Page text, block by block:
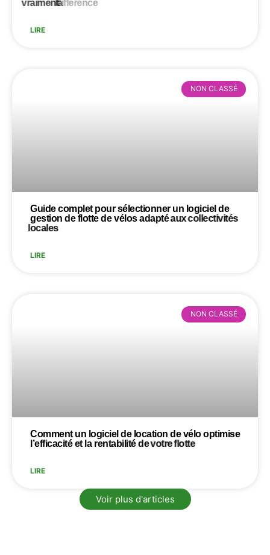
vraiment la différence
LIRE
NON CLASSÉ
Guide complet pour sélectionner un logiciel de
gestion de flotte de vélos adapté aux collectivités
locales
LIRE
NON CLASSÉ
Comment un logiciel de location de vélo optimise
l’efficacité et la rentabilité de votre flotte
LIRE
Voir plus d'articles